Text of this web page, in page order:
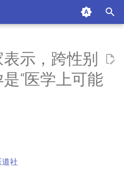
示，跨性别
“医学上可能
道社